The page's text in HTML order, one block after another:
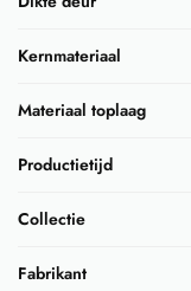
Kernmateriaal
Materiaal toplaag
Productietijd
Collectie
Fabrikant